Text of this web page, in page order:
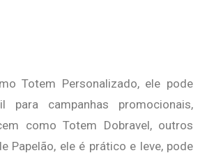
Totem Personalizado, ele pode
campanhas promocionais,
como Totem Dobravel, outros
Papelão, ele é prático e leve, pode